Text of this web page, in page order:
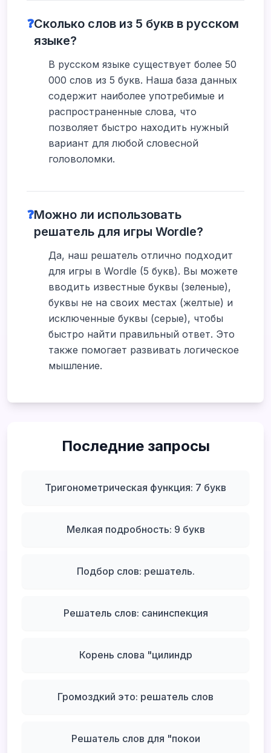
❓Сколько слов из 5 букв в русском
языке?
В русском языке существует более 50
000 слов из 5 букв. Наша база данных
содержит наиболее употребимые и
распространенные слова, что
позволяет быстро находить нужный
вариант для любой словесной
головоломки.
❓Можно ли использовать
решатель для игры Wordle?
Да, наш решатель отлично подходит
для игры в Wordle (5 букв). Вы можете
вводить известные буквы (зеленые),
буквы не на своих местах (желтые) и
исключенные буквы (серые), чтобы
быстро найти правильный ответ. Это
также помогает развивать логическое
мышление.
Последние запросы
Тригонометрическая функция: 7 букв
Мелкая подробность: 9 букв
Подбор слов: решатель.
Решатель слов: санинспекция
Корень слова "цилиндр
Громоздкий это: решатель слов
Решатель слов для "покои